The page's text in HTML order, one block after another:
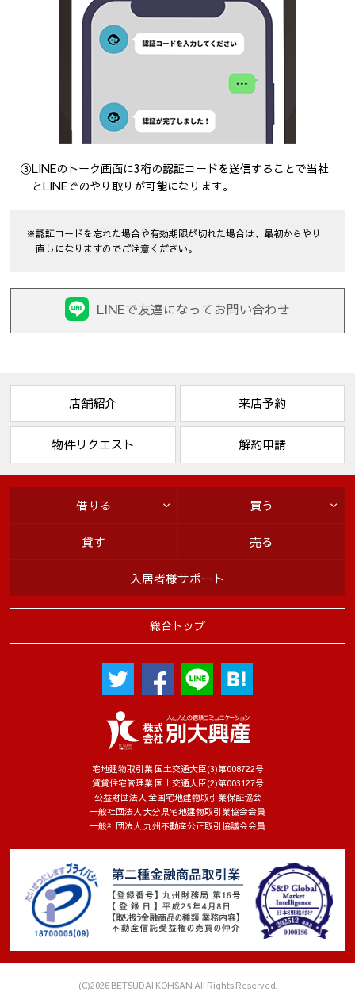
③LINEのトーク画面に3桁の認証コードを送信することで当社
とLINEでのやり取りが可能になります。
※認証コードを忘れた場合や有効期限が切れた場合は、最初からやり
直しになりますのでご注意ください。
LINEで友達になってお問い合わせ
店舗紹介 来店予約
物件リクエスト 解約申請
宅地建物取引業 国土交通大臣(3)第008722号
賃貸住宅管理業 国土交通大臣(2)第003127号
公益財団法人 全国宅地建物取引業保証協会
一般社団法人 大分県宅地建物取引業協会会員
一般社団法人 九州不動産公正取引協議会会員
総合トップ
借りる 買う
貸す 売る
入居者様サポート
(C)2026 BETSUDAI KOHSAN All Rights Reserved.